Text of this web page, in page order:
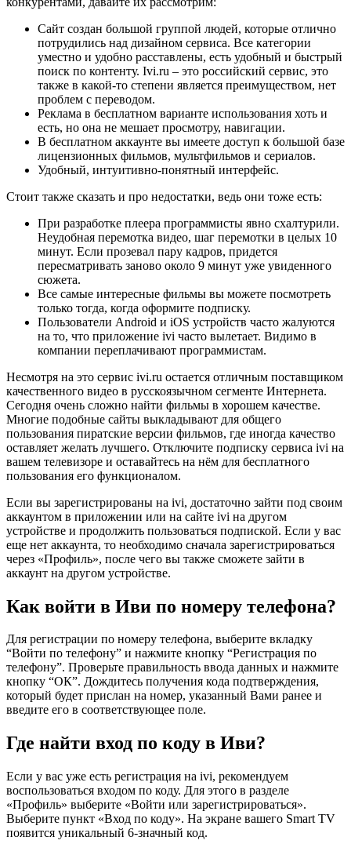
Сайт создан большой группой людей, которые отлично
потрудились над дизайном сервиса. Все категории
уместно и удобно расставлены, есть удобный и быстрый
поиск по контенту. Ivi.ru – это российский сервис, это
также в какой-то степени является преимуществом, нет
проблем с переводом.
Реклама в бесплатном варианте использования хоть и
есть, но она не мешает просмотру, навигации.
В бесплатном аккаунте вы имеете доступ к большой базе
лицензионных фильмов, мультфильмов и сериалов.
Удобный, интуитивно-понятный интерфейс.
Стоит также сказать и про недостатки, ведь они тоже есть:
При разработке плеера программисты явно схалтурили.
Неудобная перемотка видео, шаг перемотки в целых 10
минут. Если прозевал пару кадров, придется
пересматривать заново около 9 минут уже увиденного
сюжета.
Все самые интересные фильмы вы можете посмотреть
только тогда, когда оформите подписку.
Пользователи Android и iOS устройств часто жалуются
на то, что приложение ivi часто вылетает. Видимо в
компании переплачивают программистам.
Несмотря на это сервис ivi.ru остается отличным поставщиком
качественного видео в русскоязычном сегменте Интернета.
Сегодня очень сложно найти фильмы в хорошем качестве.
Многие подобные сайты выкладывают для общего
пользования пиратские версии фильмов, где иногда качество
оставляет желать лучшего. Отключите подписку сервиса ivi на
вашем телевизоре и оставайтесь на нём для бесплатного
пользования его функционалом.
Если вы зарегистрированы на ivi, достаточно зайти под своим
аккаунтом в приложении или на сайте ivi на другом
устройстве и продолжить пользоваться подпиской. Если у вас
еще нет аккаунта, то необходимо сначала зарегистрироваться
через «Профиль», после чего вы также сможете зайти в
аккаунт на другом устройстве.
Как войти в Иви по номеру телефона?
Для регистрации по номеру телефона, выберите вкладку
“Войти по телефону” и нажмите кнопку “Регистрация по
телефону”. Проверьте правильность ввода данных и нажмите
кнопку “ОК”. Дождитесь получения кода подтверждения,
который будет прислан на номер, указанный Вами ранее и
введите его в соответствующее поле.
Где найти вход по коду в Иви?
Если у вас уже есть регистрация на ivi, рекомендуем
воспользоваться входом по коду. Для этого в разделе
«Профиль» выберите «Войти или зарегистрироваться».
Выберите пункт «Вход по коду». На экране вашего Smart TV
появится уникальный 6-значный код.